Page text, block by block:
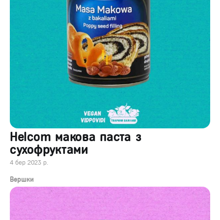
Helcom макова паста з
сухофруктами
4 бер 2023 р.
Вершки